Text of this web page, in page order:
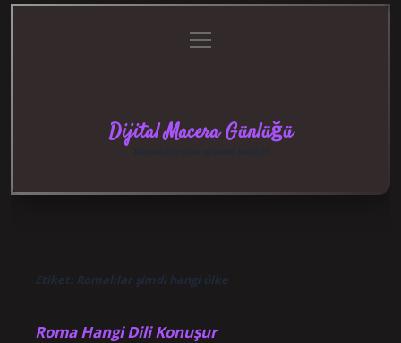
menüyü
aç
Dijital Macera Günlüğü
Etiket: Romalılar şimdi hangi ülke
Roma Hangi Dili Konuşur